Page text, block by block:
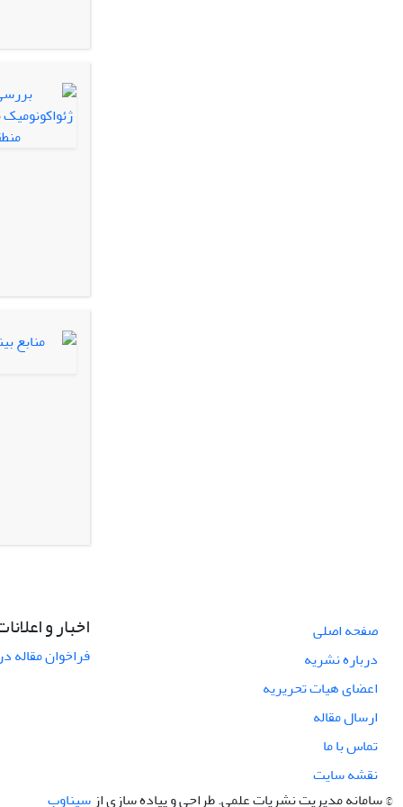
صفحه اصلی
درباره نشریه
اعضای هیات تحریریه
ارسال مقاله
تماس با ما
نقشه سایت
اخبار و
فراخوان مقاله
© سامانه مدیریت نشریات علمی.طراحی و پیاده سازی از سیناوب